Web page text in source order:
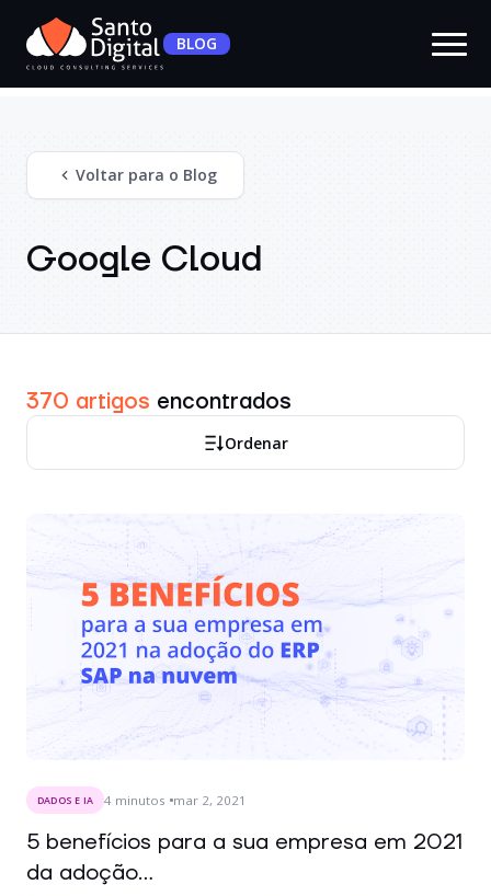
BLOG
Voltar para o Blog
Google Cloud
370 artigos encontrados
Ordenar
DADOS E IA 4 minutos mar 2, 2021
5 benefícios para a sua empresa em 2021
da adoção...